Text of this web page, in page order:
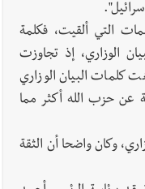
التي ألقيت، فكلمة
الوزاري، إذ تجاوزت
كلمات البيان الوزاري
عن حزب الله أكثر مما
وكان واضحا أن الثقة